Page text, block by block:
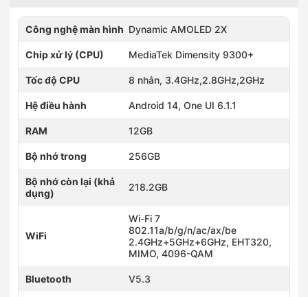
Công nghệ màn hình Dynamic AMOLED 2X
Chip xử lý (CPU) MediaTek Dimensity 9300+
Tốc độ CPU 8 nhân, 3.4GHz,2.8GHz,2GHz
Hệ điều hành Android 14, One UI 6.1.1
RAM 12GB
Bộ nhớ trong 256GB
Bộ nhớ còn lại (khả
dụng)
218.2GB
WiFi
Wi-Fi 7
802.11a/b/g/n/ac/ax/be
2.4GHz+5GHz+6GHz, EHT320,
MIMO, 4096-QAM
Bluetooth V5.3